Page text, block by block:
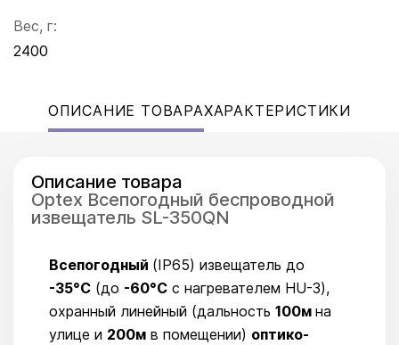
Вес, г:
2400
ОПИСАНИЕ ТОВАРАХАРАКТЕРИСТИКИ
Описание товара
Optex Всепогодный беспроводной
извещатель SL-350QN
Всепогодный (IP65) извещатель до
-35°С (до -60°С с нагревателем HU-3),
охранный линейный (дальность 100м на
улице и 200м в помещении) оптико-